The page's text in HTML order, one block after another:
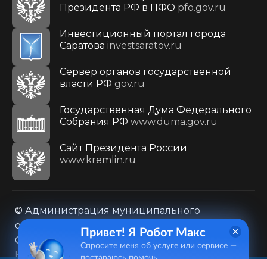
Президента РФ в ПФО pfo.gov.ru
Инвестиционный портал города
Саратова investsaratov.ru
Сервер органов государственной
власти РФ gov.ru
Государственная Дума Федерального
Собрания РФ www.duma.gov.ru
Cайт Президента России
www.kremlin.ru
© Администрация муниципального
образования городского округа «Город
Саратов»
Контакты
Карта сайта
Привет! Я Робот Макс
Спросите меня об услуге или сервисе —